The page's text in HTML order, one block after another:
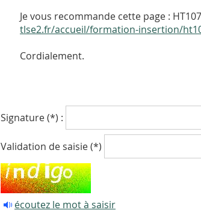
Je vous recommande cette page :
tlse2.fr/accueil/formation-insertion/
Cordialement.
Signature (*) :
Validation de saisie (*)
écoutez le mot à saisir